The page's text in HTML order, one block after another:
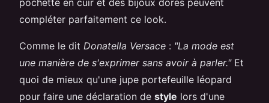
compléter parfaitement ce look.
Comme le dit Donatella Versace : "La mode est
une manière de s'exprimer sans avoir à parler."Et
quoi de mieux qu'une jupe portefeuille léopard
pour faire une déclaration de style lors d'une